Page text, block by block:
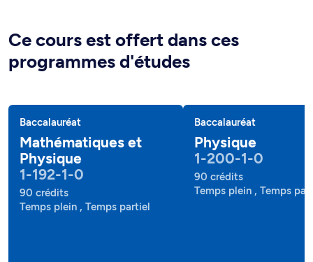
Ce cours est offert dans ces
programmes d'études
Baccalauréat
Mathématiques et
Physique
1-192-1-0
90 crédits
Temps plein , Temps partiel
Baccalauréat
Physique
1-200-1-0
90 crédits
Temps plein , Temps